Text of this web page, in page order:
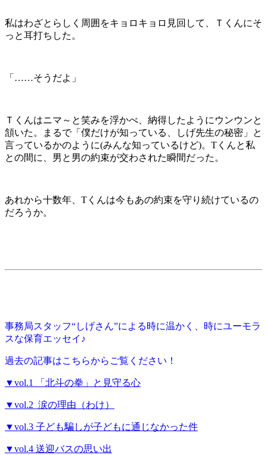
私はわざとらしく周囲をキョロキョロ見回して、Ｔくんにそ
っと耳打ちした。
「……そうだよ」
Ｔくんはニマ～と笑みを浮かべ、納得したようにウンウンと
頷いた。まるで「僕だけが知っている、しげ先生の秘密」と
言っているかのように(みんな知っているけど)。Tくんと私
との間に、男と男の約束が交わされた瞬間だった。
あれから十数年、Tくんは今もあの約束を守り続けているの
だろうか。
事務局スタッフ“しげさん”による時に温かく、時にユーモラ
スな保育エッセイ♪
過去の記事はこちらからご覧ください！
▼vol.1 「北斗の拳」と見守る心
▼vol.2 涙の理由（わけ）
▼vol.3 子ども騙しが子どもに通じなかった件
▼vol.4 送迎バスの思い出